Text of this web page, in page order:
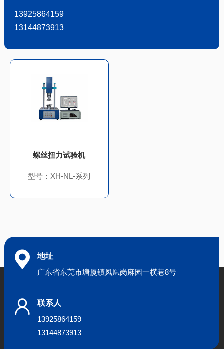
13925864159
13144873913
螺丝扭力试验机
型号：XH-NL-系列
地址
广东省东莞市塘厦镇凤凰岗麻园一横巷8号
联系人
13925864159
13144873913